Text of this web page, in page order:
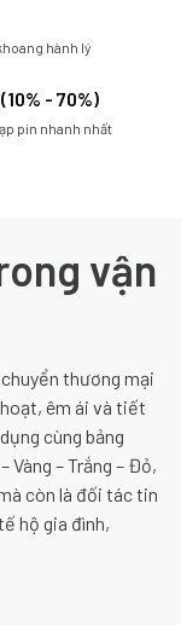
hành lý
- 70%)
pin nhanh nhất
vận
thương mại
êm ái và tiết
cùng bảng
Vàng – Trắng – Đỏ,
còn là đối tác tin
hộ gia đình,